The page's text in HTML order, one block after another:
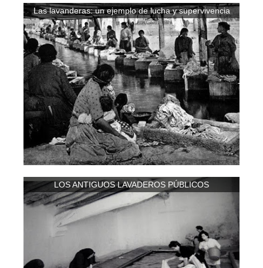
Las lavanderas: un ejemplo de lucha y supervivencia
LOS ANTIGUOS LAVADEROS PÚBLICOS